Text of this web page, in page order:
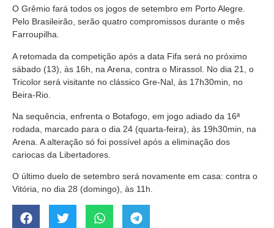
O Grêmio fará todos os jogos de setembro em Porto Alegre.
Pelo Brasileirão, serão quatro compromissos durante o mês
Farroupilha.
A retomada da competição após a data Fifa será no próximo
sábado (13), às 16h, na Arena, contra o Mirassol. No dia 21, o
Tricolor será visitante no clássico Gre-Nal, às 17h30min, no
Beira-Rio.
Na sequência, enfrenta o Botafogo, em jogo adiado da 16ª
rodada, marcado para o dia 24 (quarta-feira), às 19h30min, na
Arena. A alteração só foi possível após a eliminação dos
cariocas da Libertadores.
O último duelo de setembro será novamente em casa: contra o
Vitória, no dia 28 (domingo), às 11h.